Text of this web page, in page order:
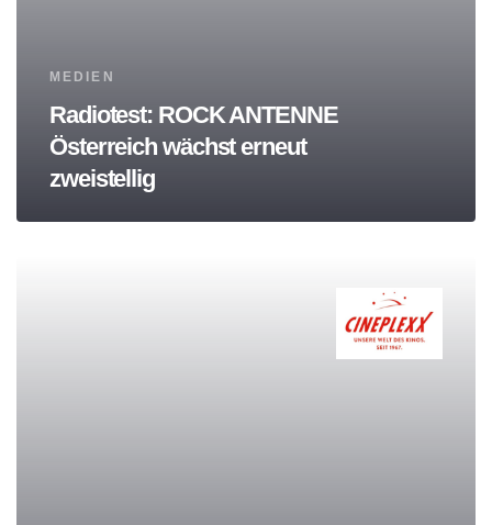
Tags
MEDIEN
Radiotest: ROCK ANTENNE
Österreich wächst erneut
zweistellig